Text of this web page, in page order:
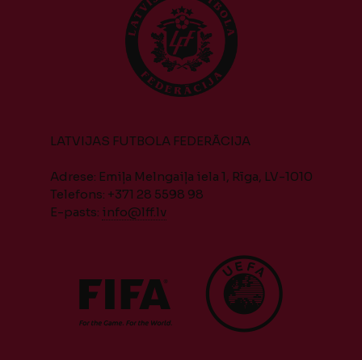
LATVIJAS FUTBOLA FEDERĀCIJA
Adrese: Emiļa Melngaiļa iela 1, Rīga, LV-1010
Telefons: +371 28 5598 98
E-pasts: info@lff.lv